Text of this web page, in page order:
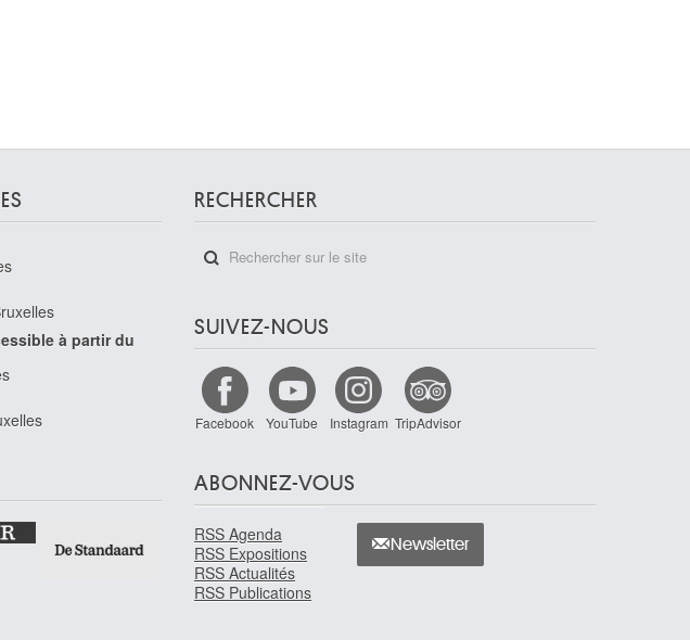
à partir du
RECHERCHER
SUIVEZ-NOUS
Facebook YouTube Instagram TripAdvisor
ABONNEZ-VOUS
RSS Agenda
RSS Expositions
RSS Actualités
RSS Publications
Newsletter